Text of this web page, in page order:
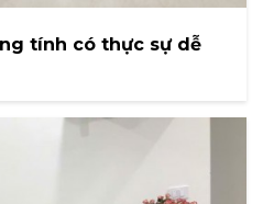
tính có thực sự dễ